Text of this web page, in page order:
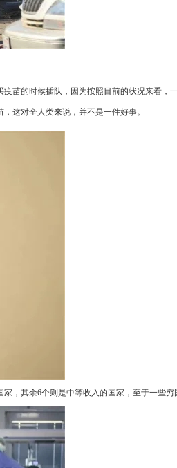
苗的时候插队，因为按照目前的状况来看
这对全人类来说，并不是一件好事。
，其余6个则是中等收入的国家，至于一些穷